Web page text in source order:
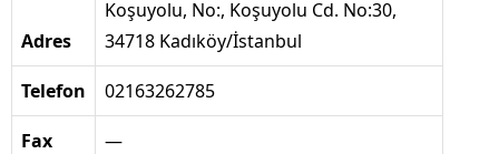
Adres
Koşuyolu, No:, Koşuyolu Cd. No:30,
34718 Kadıköy/İstanbul
Telefon 02163262785
Fax —